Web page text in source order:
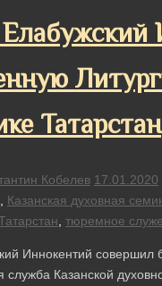
Татарстан
Кобелев 17.01.2020
Казанская духовная
тюремное
Иннокентий совершил
Казанской